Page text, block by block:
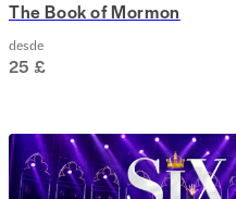
The Book of Mormon
desde
25 £